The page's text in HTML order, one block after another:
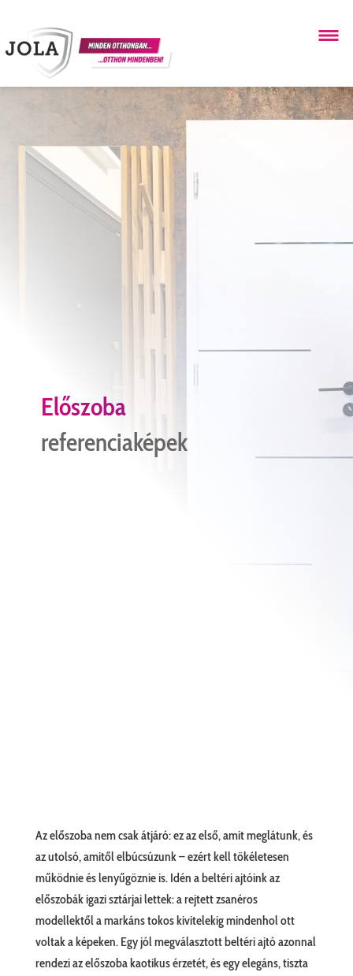
Előszoba
referenciaképek
Az előszoba nem csak átjáró: ez az első, amit meglátunk, és
az utolsó, amitől elbúcsúzunk – ezért kell tökéletesen
működnie és lenyűgöznie is. Idén a beltéri ajtóink az
előszobák igazi sztárjai lettek: a rejtett zsanéros
modellektől a markáns tokos kivitelekig mindenhol ott
voltak a képeken. Egy jól megválasztott beltéri ajtó azonnal
rendezi az előszoba kaotikus érzetét, és egy elegáns, tiszta